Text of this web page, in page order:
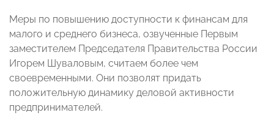
Меры по повышению доступности к финансам для
малого и среднего бизнеса, озвученные Первым
заместителем Председателя Правительства России
Игорем Шуваловым, считаем более чем
своевременными. Они позволят придать
положительную динамику деловой активности
предпринимателей.